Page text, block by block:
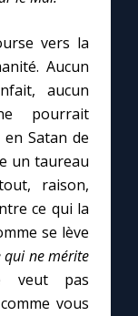
vers la
Aucun
aucun
pourrait
Satan de
un taureau
raison,
ce qui la
se lève
qui ne mérite
veut pas
vous